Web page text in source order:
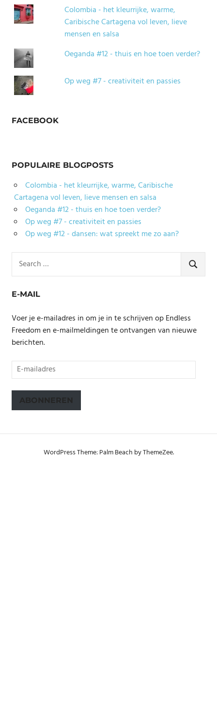
Colombia - het kleurrijke, warme,
Caribische Cartagena vol leven, lieve
mensen en salsa
Oeganda #12 - thuis en hoe toen verder?
Op weg #7 - creativiteit en passies
FACEBOOK
POPULAIRE BLOGPOSTS
Colombia - het kleurrijke, warme, Caribische
Cartagena vol leven, lieve mensen en salsa
Oeganda #12 - thuis en hoe toen verder?
Op weg #7 - creativiteit en passies
Op weg #12 - dansen: wat spreekt me zo aan?
for:
SEARCH
E-MAIL
Voer je e-mailadres in om je in te schrijven op Endless
Freedom en e-mailmeldingen te ontvangen van nieuwe
berichten.
E-
mailadres
ABONNEREN
WordPress Theme: Palm Beach by ThemeZee.